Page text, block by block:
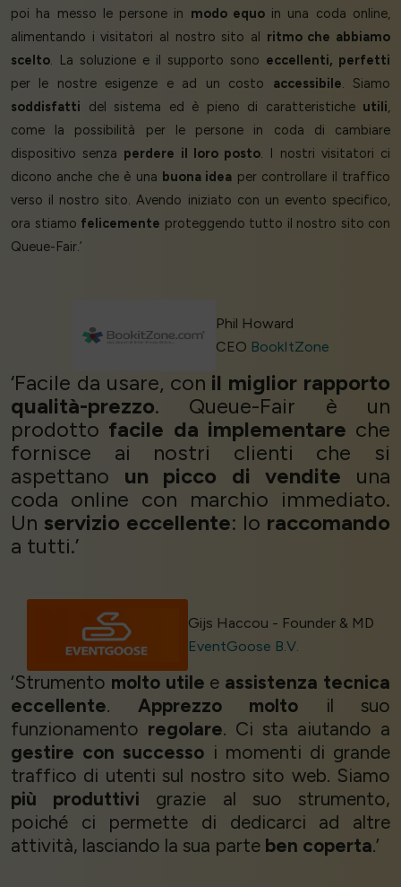
poi ha messo le persone in modo equoin una coda online,
alimentando i visitatori al nostro sito al ritmo che abbiamo
scelto. La soluzione e il supporto sono eccellenti, perfetti
per le nostre esigenze e ad un costo accessibile. Siamo
soddisfatti del sistema ed è pieno di caratteristiche utili,
come la possibilità per le persone in coda di cambiare
dispositivo senza perdere il loro posto. I nostri visitatori ci
dicono anche che è una buona idea per controllare il traffico
verso il nostro sito. Avendo iniziato con un evento specifico,
ora stiamo felicemente proteggendo tutto il nostro sito con
Queue-Fair.’
Phil Howard
CEO BookItZone
‘Facile da usare, con il miglior rapporto
qualità-prezzo. Queue-Fair è un
prodotto facile da implementare che
fornisce ai nostri clienti che si
aspettano un picco di vendite una
coda online con marchio immediato.
Un servizio eccellente: lo raccomando
a tutti.’
Gijs Haccou - Founder & MD
EventGoose B.V.
‘Strumento molto utile e assistenza tecnica
eccellente. Apprezzo molto il suo
funzionamento regolare. Ci sta aiutando a
gestire con successo i momenti di grande
traffico di utenti sul nostro sito web. Siamo
più produttivi grazie al suo strumento,
poiché ci permette di dedicarci ad altre
attività, lasciando la sua parte ben coperta.’